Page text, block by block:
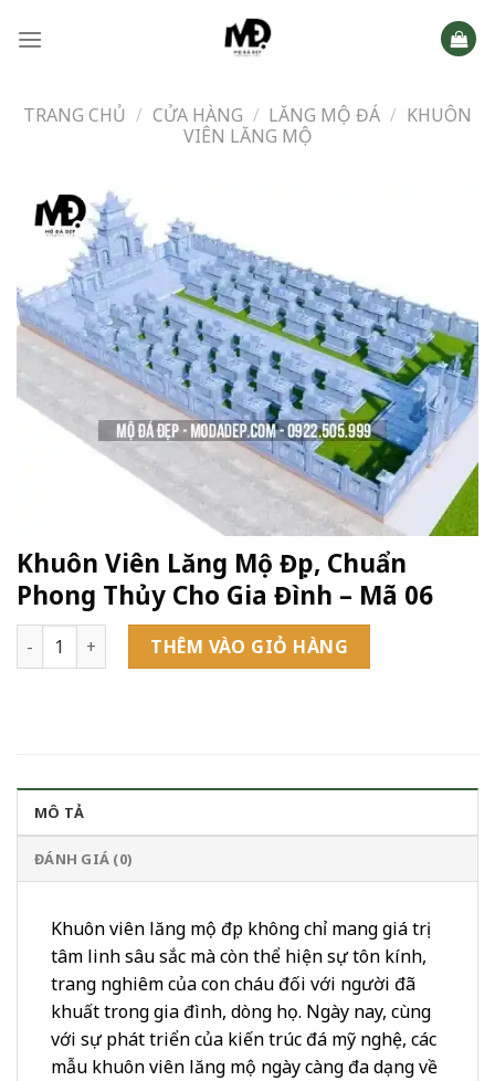
TRANG CHỦ / CỬA HÀNG / LĂNG MỘ ĐÁ / KHUÔN
VIÊN LĂNG MỘ
Khuôn Viên Lăng Mộ Đẹp, Chuẩn
Phong Thủy Cho Gia Đình – Mã 06
Khuôn Viên Lăng Mộ Đẹp, Chuẩn Phong Thủy Cho Gia Đình -
THÊM VÀO GIỎ HÀNG
MÔ TẢ
ĐÁNH GIÁ (0)
Khuôn viên lăng mộ đẹp không chỉ mang giá trị
tâm linh sâu sắc mà còn thể hiện sự tôn kính,
trang nghiêm của con cháu đối với người đã
khuất trong gia đình, dòng họ. Ngày nay, cùng
với sự phát triển của kiến trúc đá mỹ nghệ, các
mẫu khuôn viên lăng mộ ngày càng đa dạng về